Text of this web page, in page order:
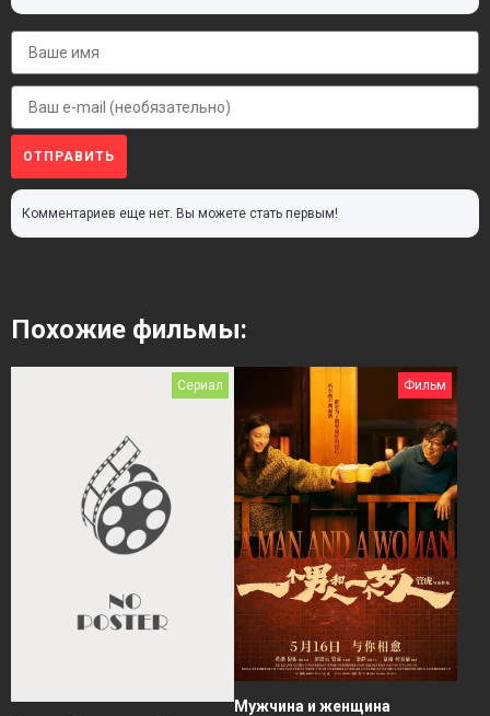
ОТПРАВИТЬ
Комментариев еще нет. Вы можете стать первым!
Похожие фильмы:
Сериал Фильм
Мужчина и женщина